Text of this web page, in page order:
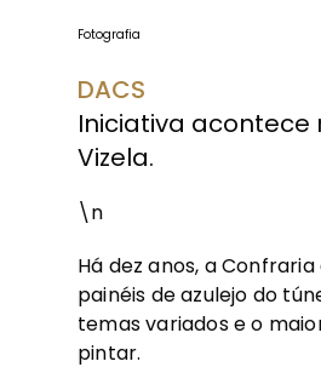
Fotografia
DACS
Iniciativa acontece
Vizela.
\n
Há dez anos, a
painéis de azulejo do
temas variados e o
pintar.